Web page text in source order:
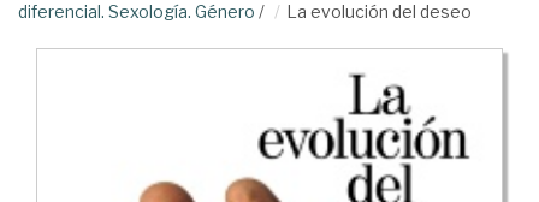
diferencial. Sexología. Género / La evolución del deseo